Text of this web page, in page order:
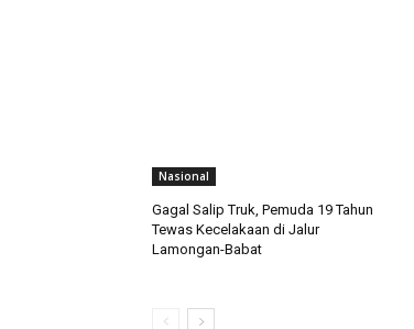
Nasional
Gagal Salip Truk, Pemuda 19 Tahun
Tewas Kecelakaan di Jalur
Lamongan-Babat